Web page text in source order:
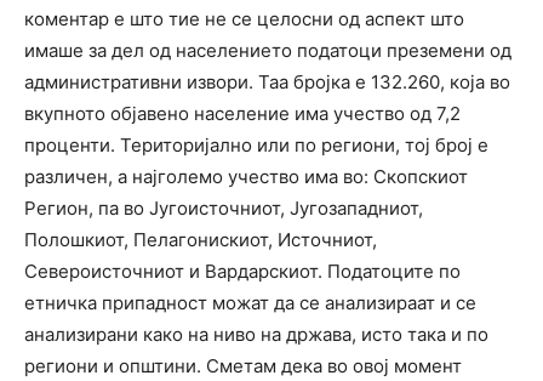
коментар е што тие не се целосни од аспект што
имаше за дел од населението податоци преземени од
административни извори. Таа бројка е 132.260, која во
вкупното објавено население има учество од 7,2
проценти. Територијално или по региони, тој број е
различен, а најголемо учество има во: Скопскиот
Регион, па во Југоисточниот, Југозападниот,
Полошкиот, Пелагонискиот, Источниот,
Североисточниот и Вардарскиот. Податоците по
етничка припадност можат да се анализираат и се
анализирани како на ниво на држава, исто така и по
региони и општини. Сметам дека во овој момент